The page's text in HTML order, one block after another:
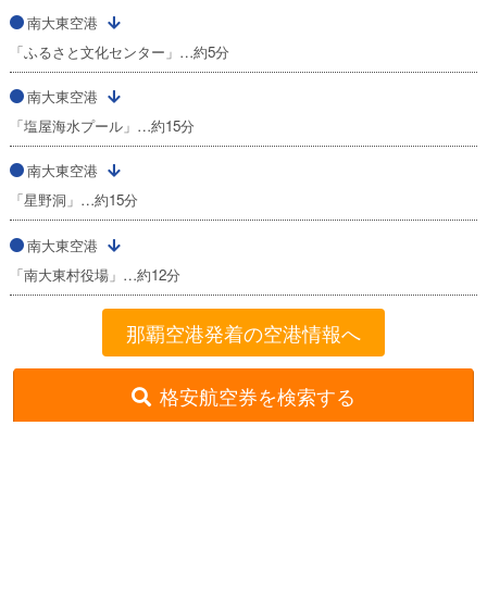
南大東空港
「ふるさと文化センター」…約5分
南大東空港
「塩屋海水プール」…約15分
南大東空港
「星野洞」…約15分
南大東空港
「南大東村役場」…約12分
那覇空港発着の空港情報へ
格安航空券を検索する